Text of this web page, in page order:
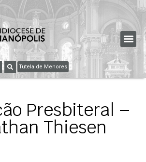
Tutela de Menores
Presbiteral –
Thiesen